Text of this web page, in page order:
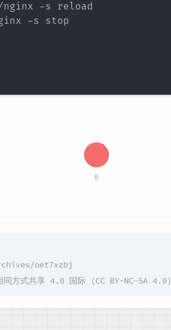
nginx -s reload
-s stop
0
oet7xzbj
同方式共享 4.0 国际 (CC BY-NC-SA 4.0)